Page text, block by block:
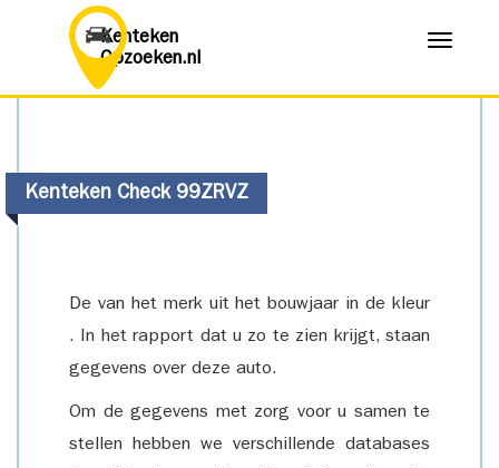
Kenteken
Opzoeken.nl
Menu
Kenteken Check 99ZRVZ
De van het merk uit het bouwjaar in de kleur
. In het rapport dat u zo te zien krijgt, staan
gegevens over deze auto.
Om de gegevens met zorg voor u samen te
stellen hebben we verschillende databases